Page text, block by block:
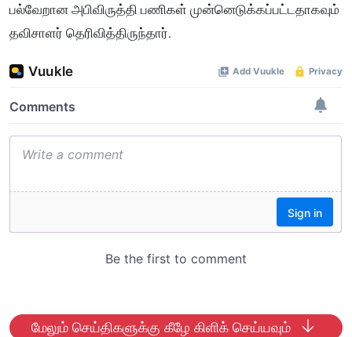
பல்வேறான அபிவிருத்தி பணிகள் முன்னெடுக்கப்பட்டதாகவும்
தவிசாளர் தெரிவித்திருந்தார்.
மேலும் செய்திகளுக்கு கீழே கிளிக் செய்யவும்